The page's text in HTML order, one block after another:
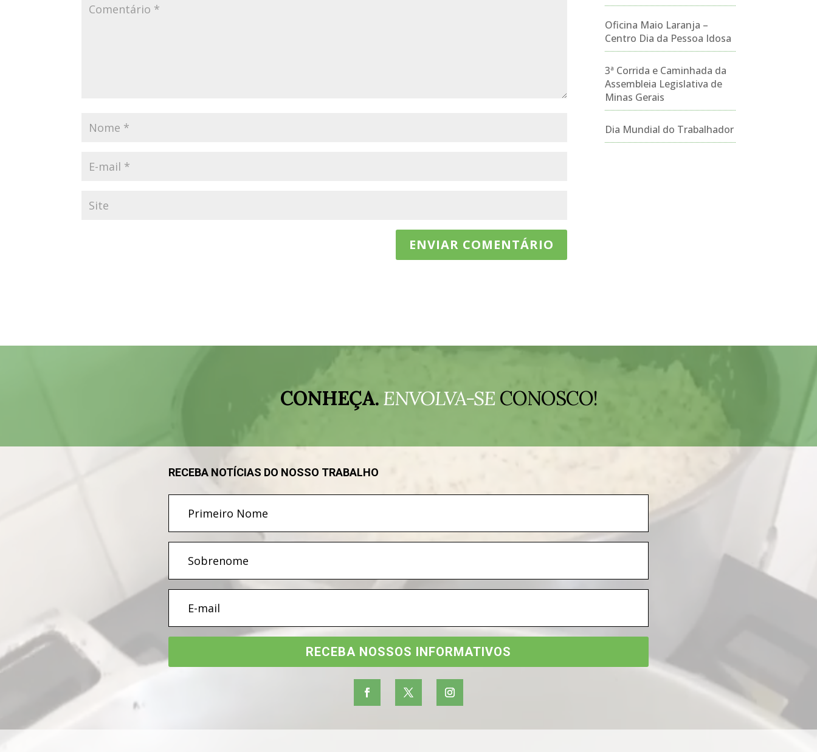
Oficina Maio Laranja –
Centro Dia da Pessoa Idosa
3ª Corrida e Caminhada da
Assembleia Legislativa de
Minas Gerais
Dia Mundial do Trabalhador
CONHEÇA.ENVOLVA-SE CONOSCO!
RECEBA NOTÍCIAS DO NOSSO TRABALHO
RECEBA NOSSOS INFORMATIVOS